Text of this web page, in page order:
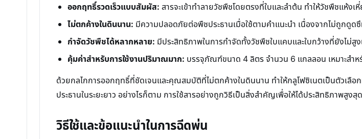
ออกฤทธิ์รวดเร็วแบบสัมผัส: สารจะเข้าทำลายวัชพืชโดยตรงที่ใบและลำต้น ทำให้วัชพืชแห้ง
ไม่ตกค้างในดินนาน: มีความปลอดภัยต่อพืชประธานเมื่อใช้ตามคำแนะนำ เนื่องจากไม่ถูกดูดซึ
กำจัดวัชพืชได้หลากหลาย: มีประสิทธิภาพในการกำจัดทั้งวัชพืชใบแคบและใบกว้างที่ยังไม่สู
คุ้มค่าสำหรับการใช้งานปริมาณมาก: บรรจุภัณฑ์ขนาด 4 ลิตร จำนวน 6 แกลลอน เหมาะสำ
ด้วยกลไกการออกฤทธิ์ที่ชัดเจนและคุณสมบัติที่ไม่ตกค้างในดินนาน ทำให้กลูโฟซิเนตเป็นตัวเลื
ประธานในระยะยาว อย่างไรก็ตาม การใช้สารอย่างถูกวิธีเป็นสิ่งสำคัญเพื่อให้ได้ประสิทธิภาพสูง
วิธีใช้และข้อแนะนำในการฉีดพ่น